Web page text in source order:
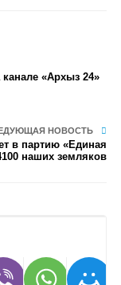
«Архыз 24»
НОВОСТЬ
в партию «Единая
наших земляков